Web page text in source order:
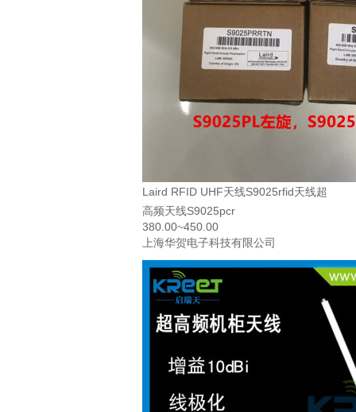
Laird RFID UHF天线S9025rfid天线超
高频天线S9025pcr
380.00~450.00
上海华贺电子科技有限公司